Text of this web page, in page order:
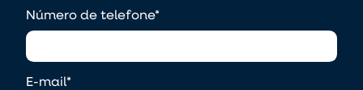
Número de telefone*
E-mail*